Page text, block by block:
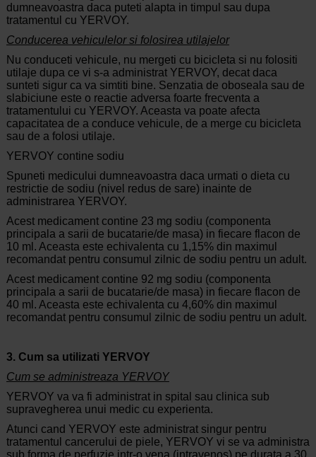
dumneavoastra daca puteti alapta in timpul sau dupa
tratamentul cu YERVOY.
Conducerea vehiculelor si folosirea utilajelor
Nu conduceti vehicule, nu mergeti cu bicicleta si nu folositi
utilaje dupa ce vi s-a administrat YERVOY, decat daca
sunteti sigur ca va simtiti bine. Senzatia de oboseala sau de
slabiciune este o reactie adversa foarte frecventa a
tratamentului cu YERVOY. Aceasta va poate afecta
capacitatea de a conduce vehicule, de a merge cu bicicleta
sau de a folosi utilaje.
YERVOY contine sodiu
Spuneti medicului dumneavoastra daca urmati o dieta cu
restrictie de sodiu (nivel redus de sare) inainte de
administrarea YERVOY.
Acest medicament contine 23 mg sodiu (componenta
principala a sarii de bucatarie/de masa) in fiecare flacon de
10 ml. Aceasta este echivalenta cu 1,15% din maximul
recomandat pentru consumul zilnic de sodiu pentru un adult.
Acest medicament contine 92 mg sodiu (componenta
principala a sarii de bucatarie/de masa) in fiecare flacon de
40 ml. Aceasta este echivalenta cu 4,60% din maximul
recomandat pentru consumul zilnic de sodiu pentru un adult.
3. Cum sa utilizati YERVOY
Cum se administreaza YERVOY
YERVOY va va fi administrat in spital sau clinica sub
supravegherea unui medic cu experienta.
Atunci cand YERVOY este administrat singur pentru
tratamentul cancerului de piele, YERVOY vi se va administra
sub forma de perfuzie intr-o vena (intravenos) pe durata a 30